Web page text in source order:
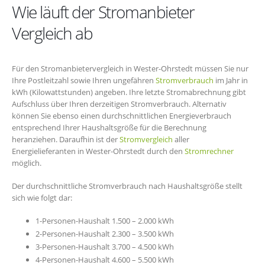
Wie läuft der Stromanbieter
Vergleich ab
Für den Stromanbietervergleich in Wester-Ohrstedt müssen Sie nur
Ihre Postleitzahl sowie Ihren ungefähren Stromverbrauch im Jahr in
kWh (Kilowattstunden) angeben. Ihre letzte Stromabrechnung gibt
Aufschluss über Ihren derzeitigen Stromverbrauch. Alternativ
können Sie ebenso einen durchschnittlichen Energieverbrauch
entsprechend Ihrer Haushaltsgröße für die Berechnung
heranziehen. Daraufhin ist derStromvergleich aller
Energielieferanten in Wester-Ohrstedt durch den Stromrechner
möglich.
Der durchschnittliche Stromverbrauch nach Haushaltsgröße stellt
sich wie folgt dar:
1-Personen-Haushalt 1.500 – 2.000 kWh
2-Personen-Haushalt 2.300 – 3.500 kWh
3-Personen-Haushalt 3.700 – 4.500 kWh
4-Personen-Haushalt 4.600 – 5.500 kWh